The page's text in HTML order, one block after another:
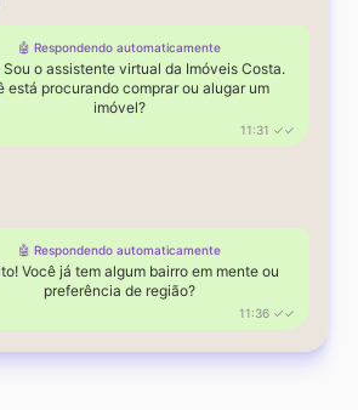
🤖 Respondendo automaticamente
Sou o assistente virtual da Imóveis Costa.
está procurando comprar ou alugar um
imóvel?
11:31 ✓✓
🤖 Respondendo automaticamente
Você já tem algum bairro em mente ou
preferência de região?
11:36 ✓✓